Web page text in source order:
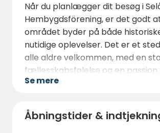
Når du planlægger dit besøg i
Hembygdsförening, er det godt
området byder på både
nutidige oplevelser. Det er et
alle aldre velkommen, med en
fællesskabsfølelse og en
sin lokale historie og kultur.
portal til hjertet af Medelpad.
Se mere
Åbningstider &